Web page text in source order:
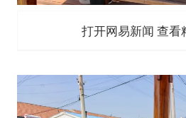
打开网易新闻 查看